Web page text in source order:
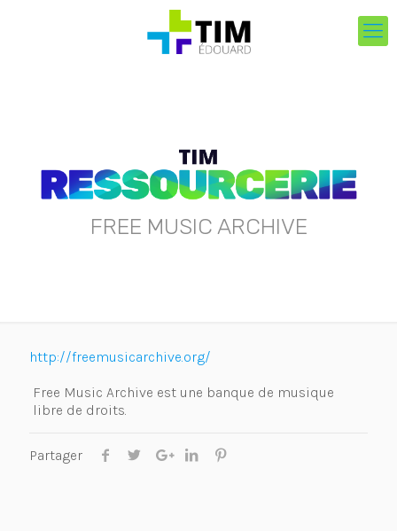
FREE MUSIC ARCHIVE
http://freemusicarchive.org/
Free Music Archive est une banque de musique
libre de droits.
Partager